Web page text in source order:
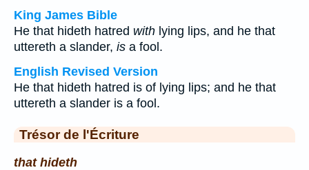
King James Bible
He that hideth hatred with lying lips, and he that
uttereth a slander, is a fool.
English Revised Version
He that hideth hatred is of lying lips; and he that
uttereth a slander is a fool.
Trésor de l'Écriture
that hideth